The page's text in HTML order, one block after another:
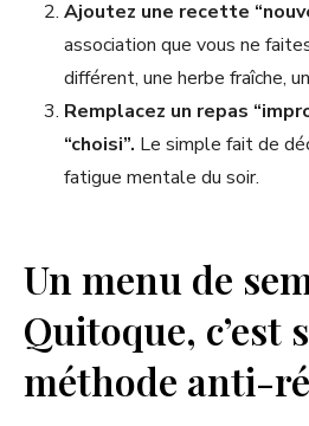
Ajoutez une recette
association que vous ne
différent, une herbe fraîche,
Remplacez un repas
“choisi”. Le simple fait de
fatigue mentale du soir.
Un menu de
Quitoque, c’est
méthode anti-